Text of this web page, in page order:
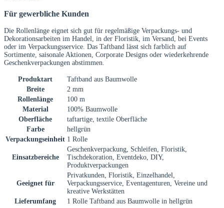
Für gewerbliche Kunden
Die Rollenlänge eignet sich gut für regelmäßige Verpackungs- und
Dekorationsarbeiten im Handel, in der Floristik, im Versand, bei Events
oder im Verpackungsservice. Das Taftband lässt sich farblich auf
Sortimente, saisonale Aktionen, Corporate Designs oder wiederkehrende
Geschenkverpackungen abstimmen.
Produktart
Taftband aus Baumwolle
Breite
2 mm
Rollenlänge
100 m
Material
100% Baumwolle
Oberfläche
taftartige, textile Oberfläche
Farbe
hellgrün
Verpackungseinheit 1 Rolle
Einsatzbereiche
Geschenkverpackung, Schleifen, Floristik,
Tischdekoration, Eventdeko, DIY,
Produktverpackungen
Geeignet für
Privatkunden, Floristik, Einzelhandel,
Verpackungsservice, Eventagenturen, Vereine und
kreative Werkstätten
Lieferumfang
1 Rolle Taftband aus Baumwolle in hellgrün